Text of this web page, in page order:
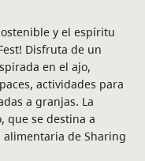
y el espíritu
Disfruta de un
en el ajo,
actividades para
a granjas. La
que se destina a
de Sharing